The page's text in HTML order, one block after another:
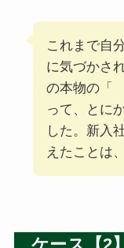
これまで自
に気づかさ
の本物の「
って、とに
した。新入
えたことは